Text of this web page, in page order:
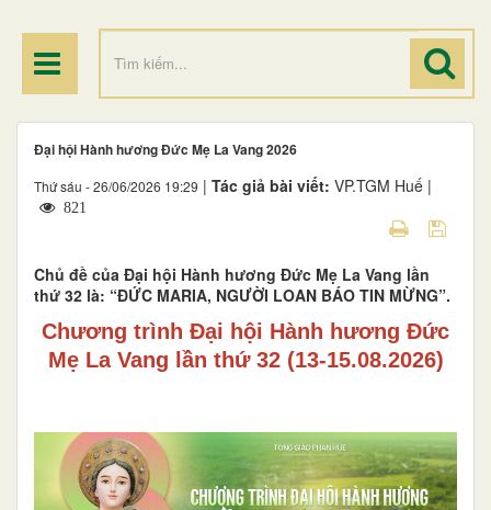
Đại hội Hành hương Đức Mẹ La Vang 2026
Thứ sáu - 26/06/2026 19:29 | Tác giả bài viết: VP.TGM Huế |
821
Chủ đề của Đại hội Hành hương Đức Mẹ La Vang lần
thứ 32 là: “ĐỨC MARIA, NGƯỜI LOAN BÁO TIN MỪNG”.
Chương trình Đại hội Hành hương Đức
Mẹ La Vang lần thứ 32 (13-15.08.2026)